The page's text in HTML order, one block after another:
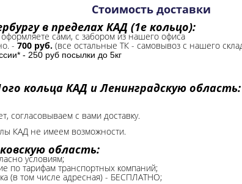
Стоимость доставки
в пределах КАД (1е кольцо):
сами, с забором из нашего офиса
- 700 руб. (все остальные ТК - самовывоз с нашего
- 250 руб посылки до 5кг
кольца КАД и Ленинградскую область:
согласовываем с вами доставку.
КАД не имеем возможности.​
область:
условиям;
по тарифам транспортных компаний;
(в том числе адресная) - БЕСПЛАТНО;